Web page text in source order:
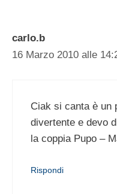
carlo.b
16 Marzo 2010 alle
Ciak si canta è un
divertente e devo
la coppia Pupo –
Rispondi